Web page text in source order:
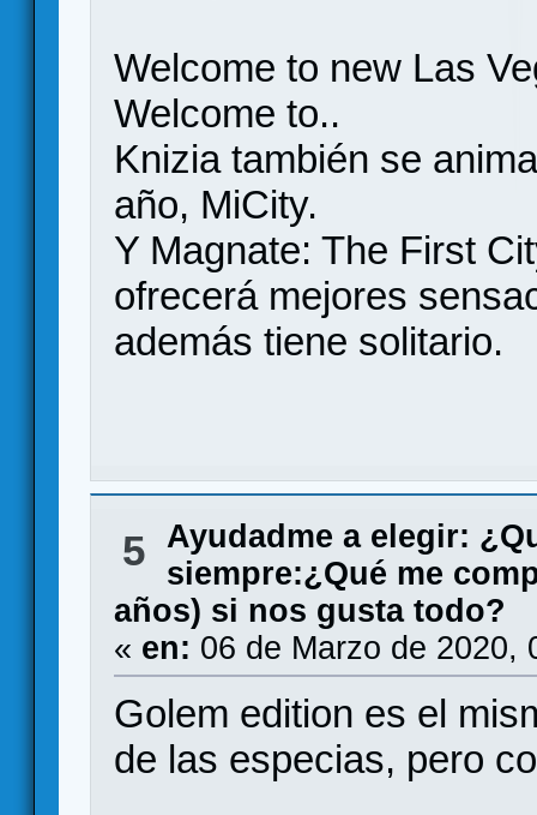
Welcome to new Las
Welcome to..
Knizia también se
año, MiCity.
Y Magnate: The First
ofrecerá mejores
además tiene solitario.
5
Ayudadme a elegir:
siempre:¿Qué me
años) si nos gusta todo?
« en: 06 de Marzo de 2020,
Golem edition es el
de las especias, pero